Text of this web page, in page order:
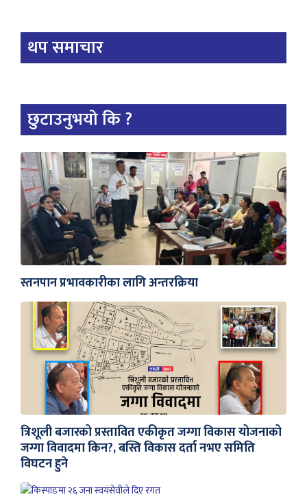
थप समाचार
छुटाउनुभयो कि ?
स्तनपान प्रभावकारीका लागि अन्तरक्रिया
त्रिशूली बजारको प्रस्तावित एकीकृत जग्गा विकास योजनाको
जग्गा विवादमा किन?, बस्ति विकास दर्ता नभए समिति
विघटन हुने